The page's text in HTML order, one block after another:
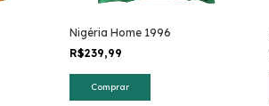
Nigéria Home 1996
R$239,99
Comprar